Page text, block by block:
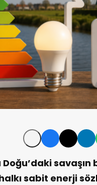
sabit enerji